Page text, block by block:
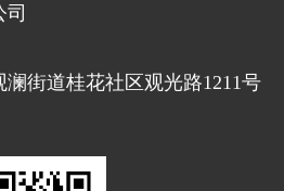
司
街道桂花社区观光路1211号